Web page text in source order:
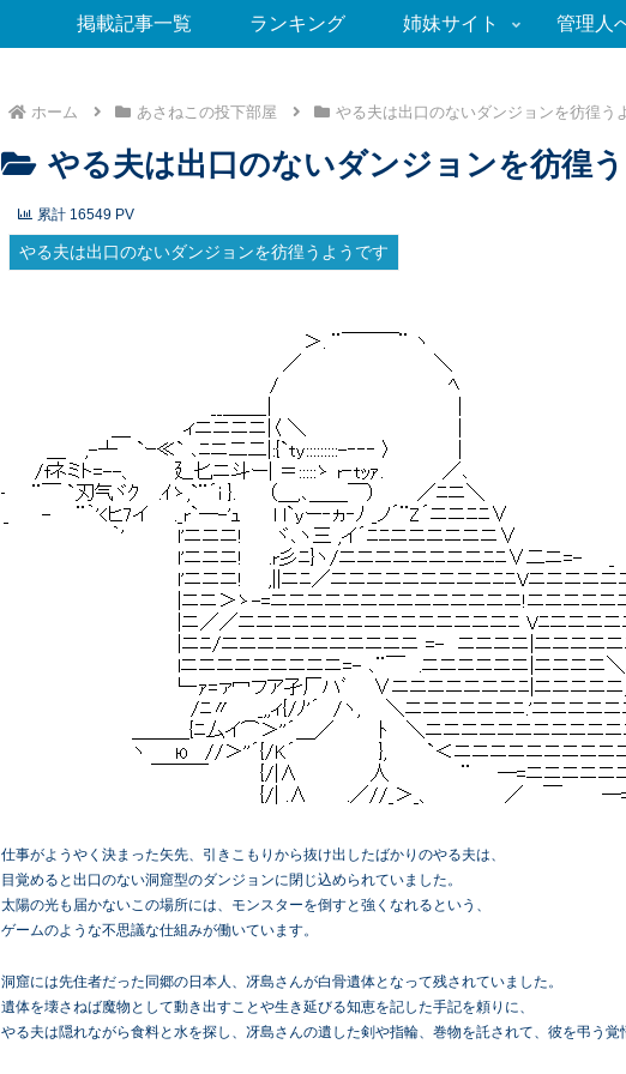
掲載記事一覧 ランキング 姉妹サイト 管理人
ホーム あさねこの投下部屋 やる夫は出口のないダンジョンを彷徨う
やる夫は出口のないダンジョンを彷徨
累計 16549 PV
やる夫は出口のないダンジョンを彷徨うようです
仕事がようやく決まった矢先、引きこもりから抜け出したばかりのやる夫は、
目覚めると出口のない洞窟型のダンジョンに閉じ込められていました。
太陽の光も届かないこの場所には、モンスターを倒すと強くなれるという、
ゲームのような不思議な仕組みが働いています。
洞窟には先住者だった同郷の日本人、冴島さんが白骨遺体となって残されていました。
遺体を壊さねば魔物として動き出すことや生き延びる知恵を記した手記を頼りに、
やる夫は隠れながら食料と水を探し、冴島さんの遺した剣や指輪、巻物を託されて、彼を弔う覚